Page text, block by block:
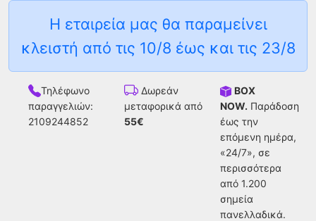
Η εταιρεία μας θα παραμείνει
κλειστή από τις 10/8 έως και τις 23/8
Τηλέφωνο
παραγγελιών:
2109244852
Δωρεάν
μεταφορικά από
55€
BOX
NOW. Παράδοση
έως την
επόμενη ημέρα,
«24/7», σε
περισσότερα
από 1.200
σημεία
πανελλαδικά.